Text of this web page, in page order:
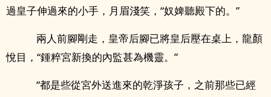
過皇子伸過來的小手，月眉淺笑，“奴婢聽殿下的。”
兩人前腳剛走，皇帝后腳已將皇后壓在桌上，龍顏
悅目，“鍾粹宮新換的內監甚為機靈。”
“都是些從宮外送進來的乾淨孩子，之前那些已經